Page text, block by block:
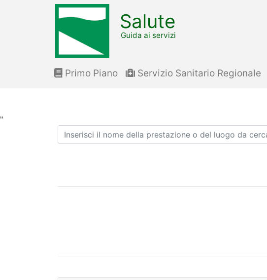
"
Salute
Guida ai servizi
Primo Piano Servizio Sanitario Regionale
Ricerca